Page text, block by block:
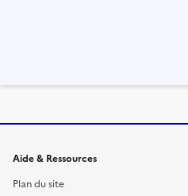
Informations et
Aide & Ressources
Plan du site